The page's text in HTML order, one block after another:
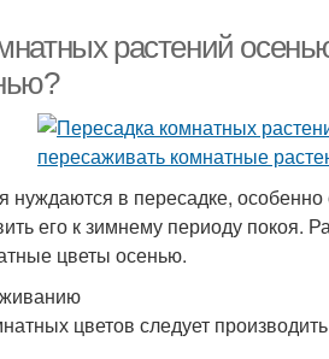
растений
нуждаются в пересадке,
его к зимнему периоду покоя.
цветы осенью.
цветов следует